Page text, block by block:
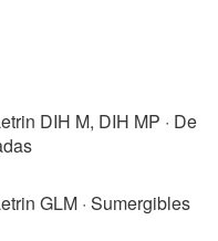
DIH M, DIH MP · De
GLM · Sumergibles